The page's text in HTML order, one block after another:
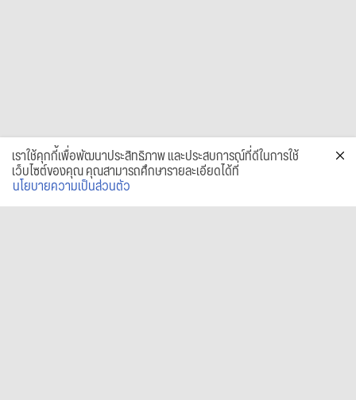
เราใช้คุกกี้เพื่อพัฒนาประสิทธิภาพ และประสบการณ์ที่ดีในการใช้
เว็บไซต์ของคุณ คุณสามารถศึกษารายละเอียดได้ที่
นโยบายความเป็นส่วนตัว